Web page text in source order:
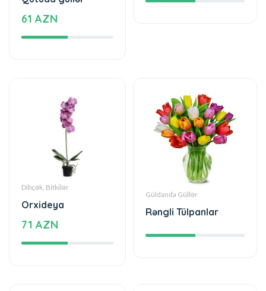
Dibçək, Bitkilər
Orxideya
Güldanda Güllər
Rəngli Tülpanlar